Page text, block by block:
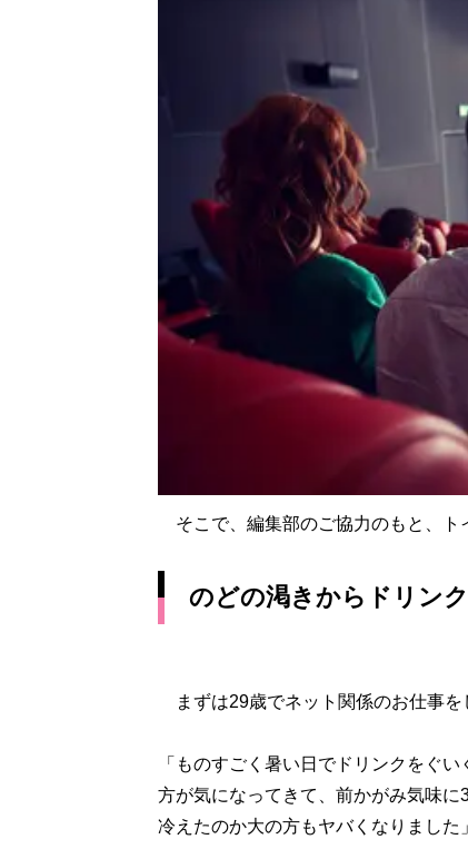
そこで、編集部のご協力のもと、ト
のどの渇きからドリン
まずは29歳でネット関係のお仕事を
「ものすごく暑い日でドリンクをぐ
方が気になってきて、前かがみ気味
冷えたのか大の方もヤバくなりました」